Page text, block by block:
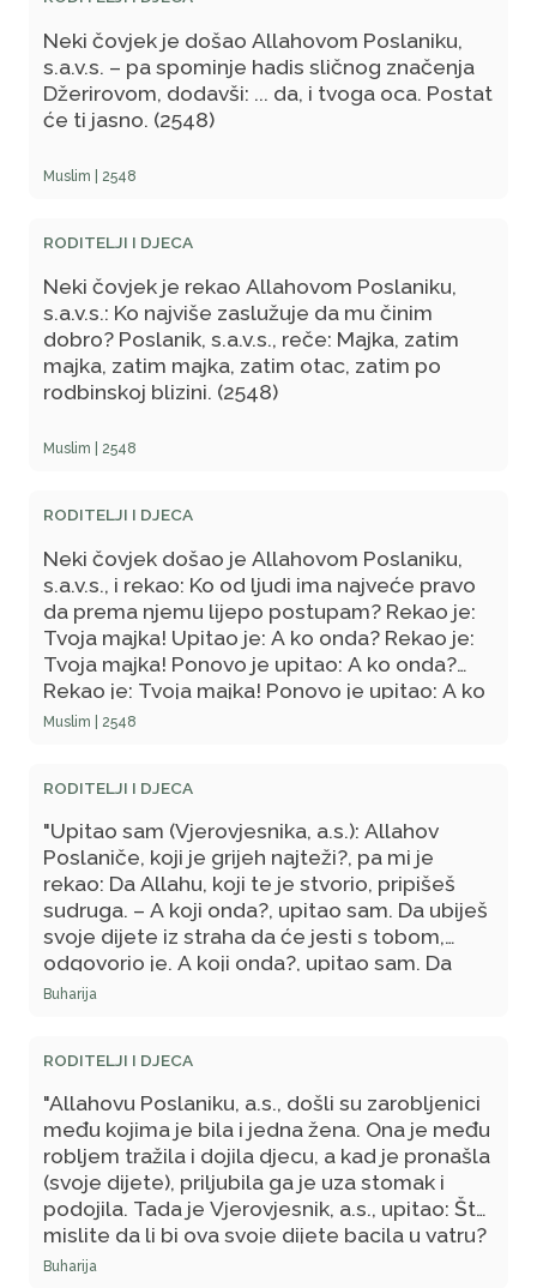
Neki čovjek je došao Allahovom Poslaniku,
s.a.v.s. – pa spominje hadis sličnog značenja
Džerirovom, dodavši: ... da, i tvoga oca. Postat
će ti jasno. (2548)
Muslim | 2548
RODITELJI I DJECA
Neki čovjek je rekao Allahovom Poslaniku,
s.a.v.s.: Ko najviše zaslužuje da mu činim
dobro? Poslanik, s.a.v.s., reče: Majka, zatim
majka, zatim majka, zatim otac, zatim po
rodbinskoj blizini. (2548)
Muslim | 2548
RODITELJI I DJECA
Neki čovjek došao je Allahovom Poslaniku,
s.a.v.s., i rekao: Ko od ljudi ima najveće pravo
da prema njemu lijepo postupam? Rekao je:
Tvoja majka! Upitao je: A ko onda? Rekao je:
Tvoja majka! Ponovo je upitao: A ko onda?
Rekao je: Tvoja majka! Ponovo je upitao: A ko
onda? Rekao je: Tvoj otac! U Kutejbinom
(2548)
Muslim | 2548
RODITELJI I DJECA
"Upitao sam (Vjerovjesnika, a.s.): Allahov
Poslaniče, koji je grijeh najteži?, pa mi je
rekao: Da Allahu, koji te je stvorio, pripišeš
sudruga. – A koji onda?, upitao sam. Da ubiješ
svoje dijete iz straha da će jesti s tobom,
odgovorio je. A koji onda?, upitao sam. Da
počiniš blud sa ženom svoga komšije,
I oni koji se mimo Allaha drugom bogu ne
klanjaju..."
Buharija
RODITELJI I DJECA
"Allahovu Poslaniku, a.s., došli su zarobljenici
među kojima je bila i jedna žena. Ona je među
robljem tražila i dojila djecu, a kad je pronašla
(svoje dijete), priljubila ga je uza stomak i
podojila. Tada je Vjerovjesnik, a.s., upitao: Šta
mislite da li bi ova svoje dijete bacila u vatru?
– Ne bi, odgovorili smo, ako bi mogla (izbjeći)
Buharija